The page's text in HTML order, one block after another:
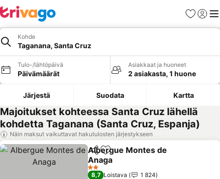
Suosikit
Kohde
Taganana, Santa Cruz
Tulo-/lähtöpäivä
Päivämäärät
Asiakkaat ja huoneet
2 asiakasta, 1 huone
Järjestä Suodata Kartta
Majoitukset kohteessa Santa Cruz lähellä
kohdetta Taganana (Santa Cruz, Espanja)
Näin maksut vaikuttavat hakutulosten järjestykseen
Jaa Lisää suosikkeihin
Albergue Montes de
Anaga
Katso hinnat
2 Tähtiluokitus
8,7 Loistava
1 824